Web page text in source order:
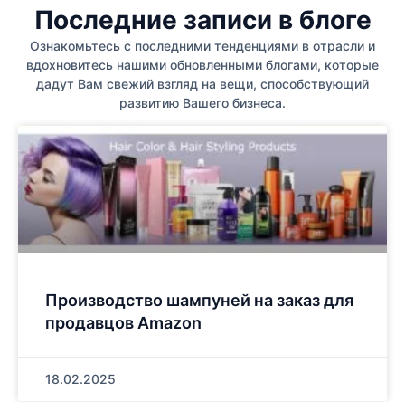
Последние записи в блоге
Ознакомьтесь с последними тенденциями в отрасли и
вдохновитесь нашими обновленными блогами, которые
дадут Вам свежий взгляд на вещи, способствующий
развитию Вашего бизнеса.
Производство шампуней на заказ для
продавцов Amazon
18.02.2025